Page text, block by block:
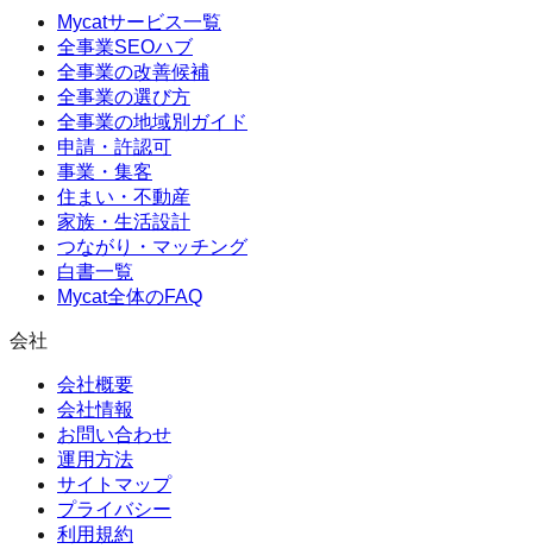
Mycatサービス一覧
全事業SEOハブ
全事業の改善候補
全事業の選び方
全事業の地域別ガイド
申請・許認可
事業・集客
住まい・不動産
家族・生活設計
つながり・マッチング
白書一覧
Mycat全体のFAQ
会社
会社概要
会社情報
お問い合わせ
運用方法
サイトマップ
プライバシー
利用規約